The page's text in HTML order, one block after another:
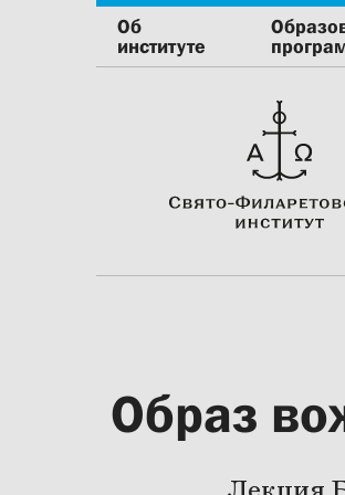
Об
институте
Образ